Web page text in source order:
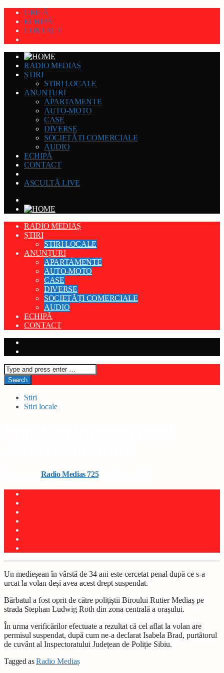
GRILĂ
ECHIPĂ
CONTACT
RADIO MEDIAȘ
ȘTIRI
STIRI LOCALE
ANUNȚURI
APARTAMENTE
AUTO-MOTO
CASE
DIVERSE
SOCIETĂȚI COMERCIALE
AUDIO
ECHIPĂ
CONTACT
ASCULTĂ LIVE
RADIO MEDIAȘ
ȘTIRI
STIRI LOCALE
ANUNȚURI
APARTAMENTE
AUTO-MOTO
CASE
DIVERSE
SOCIETĂȚI COMERCIALE
AUDIO
ECHIPĂ
CONTACT
Stiri
Stiri locale
Radio Medias 725on 24 iunie 2025
Un medieșean în vârstă de 34 ani este cercetat penal după ce s-a
urcat la volan deși avea acest drept suspendat.
Bărbatul a fost oprit de către polițiștii Biroului Rutier Mediaș pe
strada Stephan Ludwig Roth din zona centrală a orașului.
În urma verificărilor efectuate a rezultat că cel aflat la volan are
permisul suspendat, după cum ne-a declarat Isabela Brad, purtătorul
de cuvânt al Inspectoratului Județean de Poliție Sibiu.
Tagged asRadio Mediaș